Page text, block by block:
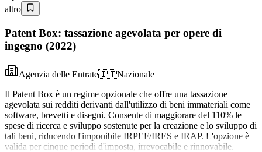
altro
Patent Box: tassazione agevolata per opere di
ingegno (2022)
Agenzia delle Entrate🇮🇹Nazionale
Il Patent Box è un regime opzionale che offre una tassazione
agevolata sui redditi derivanti dall'utilizzo di beni immateriali come
software, brevetti e disegni. Consente di maggiorare del 110% le
spese di ricerca e sviluppo sostenute per la creazione e lo sviluppo di
tali beni, riducendo l'imponibile IRPEF/IRES e IRAP. L'opzione è
valida per cinque periodi d'imposta, irrevocabile e rinnovabile.